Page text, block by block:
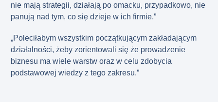
nie mają strategii, działają po omacku, przypadkowo, nie
panują nad tym, co się dzieje w ich firmie.”
„Poleciłabym wszystkim początkującym zakładającym
działalności, żeby zorientowali się że prowadzenie
biznesu ma wiele warstw oraz w celu zdobycia
podstawowej wiedzy z tego zakresu.”